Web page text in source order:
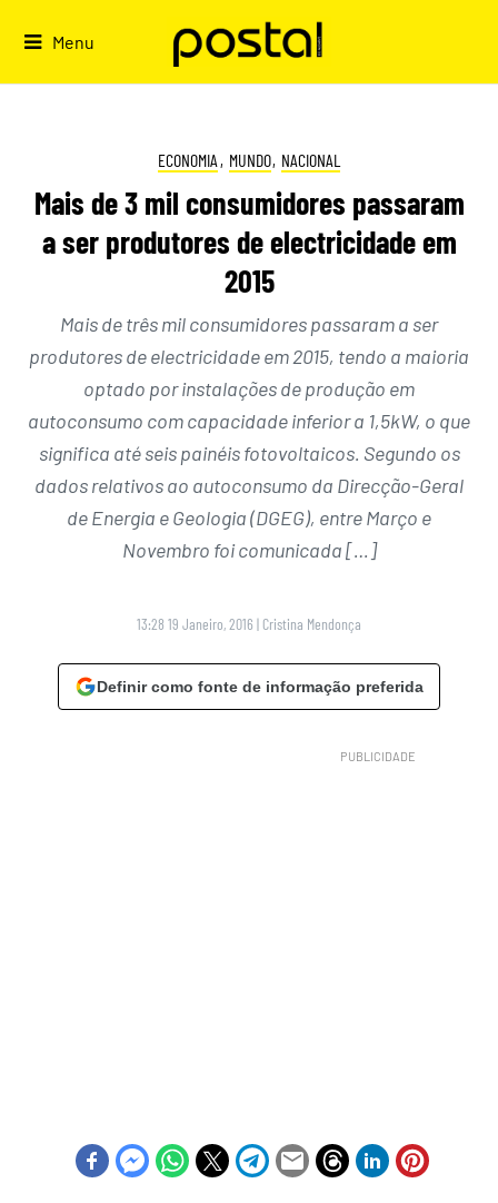
Menu
ECONOMIA , MUNDO, NACIONAL
Mais de 3 mil consumidores passaram
a ser produtores de electricidade em
2015
Mais de três mil consumidores passaram a ser
produtores de electricidade em 2015, tendo a maioria
optado por instalações de produção em
autoconsumo com capacidade inferior a 1,5kW, o que
significa até seis painéis fotovoltaicos. Segundo os
dados relativos ao autoconsumo da Direcção-Geral
de Energia e Geologia (DGEG), entre Março e
Novembro foi comunicada […]
13:28 19 Janeiro, 2016 | Cristina Mendonça
Definir como fonte de informação preferida